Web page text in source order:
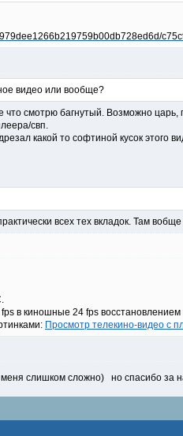
видео или вообще?
что смотрю багнутый. Возможно
свп.
какой то софтиной кусок этого
всех тех вкладок. Там
в киношные 24 fps
Просмотр телекино-видео с
слишком сложно) но спасибо за